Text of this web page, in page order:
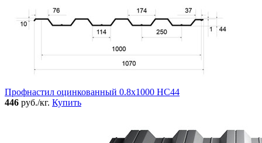
Профнастил оцинкованный 0.8x1000 НС44
446 руб./кг. Купить